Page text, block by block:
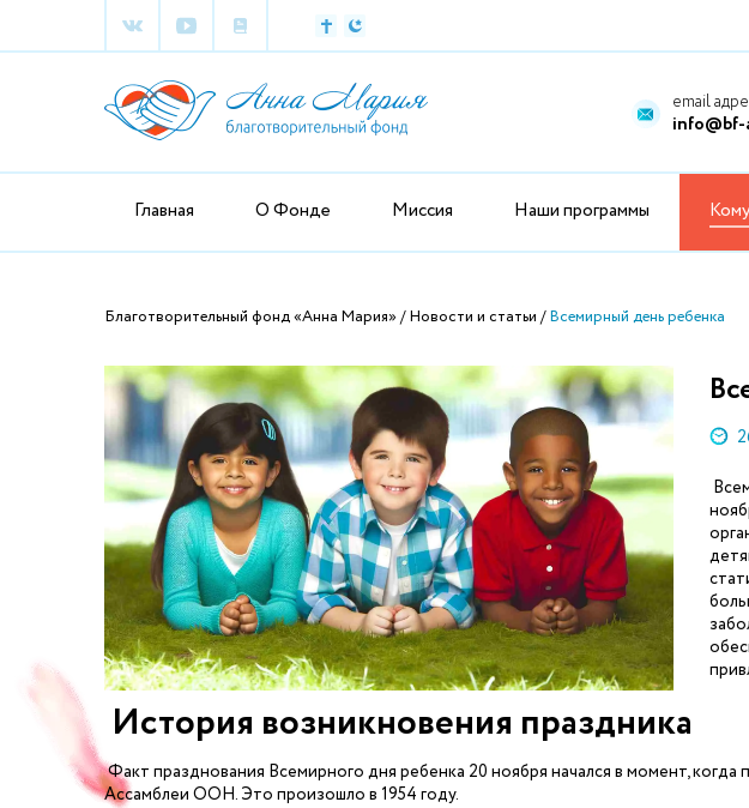
email
info@bf-
Главная О Фонде Миссия Наши программы
Благотворительный фонд «Анна Мария» Новости и статьи Всемирный день ребенка
История возникновения праздника
Факт празднования Всемирного дня ребенка 20 ноября начался в момент, когда
Ассамблеи ООН. Это произошло в 1954 году.